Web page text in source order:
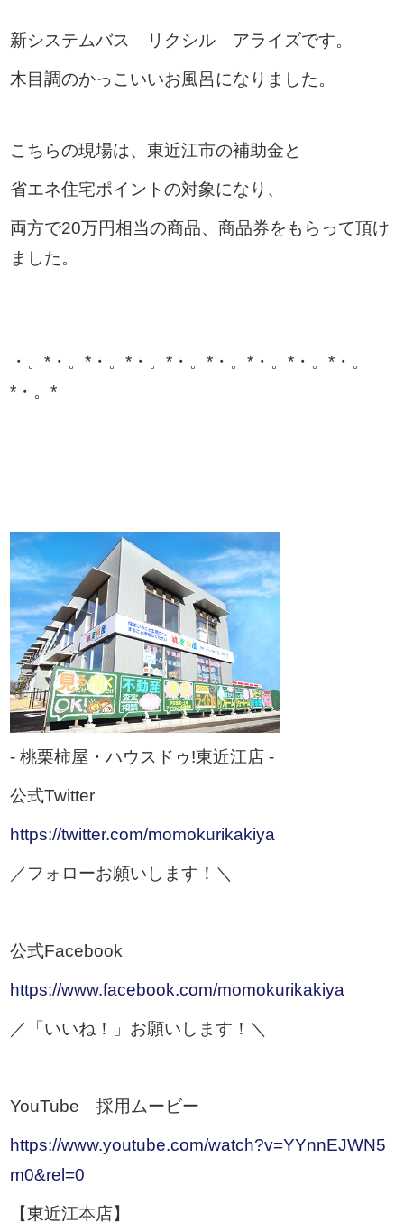
新システムバス リクシル アライズです。
木目調のかっこいいお風呂になりました。
こちらの現場は、東近江市の補助金と
省エネ住宅ポイントの対象になり、
両方で20万円相当の商品、商品券をもらって頂け
ました。
・。*・。*・。*・。*・。*・。*・。*・。*・。
*・。*
- 桃栗柿屋・ハウスドゥ!東近江店 -
公式Twitter
https://twitter.com/momokurikakiya
／フォローお願いします！＼
公式Facebook
https://www.facebook.com/momokurikakiya
／「いいね！」お願いします！＼
YouTube 採用ムービー
https://www.youtube.com/watch?v=YYnnEJWN5
m0&rel=0
【東近江本店】